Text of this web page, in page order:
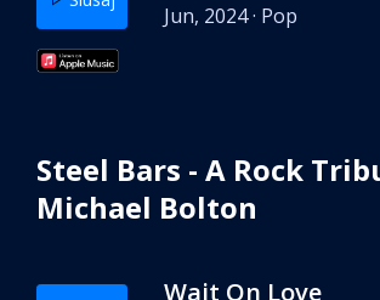
Jun, 2024 · Pop
Steel Bars - A Rock
Michael Bolton
Wait On Love